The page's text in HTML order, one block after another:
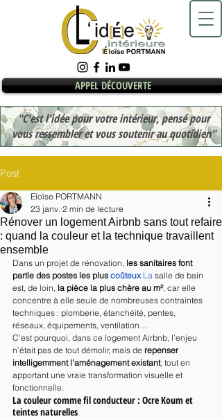
APPEL DÉCOUVERTE
"C'est l'idée pour votre intérieur, pensé pour
vous ressembler et vous soutenir au quotidien"
Post
Rénover un logement Airbnb sans tout refaire
: quand la couleur et la technique travaillent
ensemble
Eloïse PORTMANN
23 janv. 2 min de lecture
Dans un projet de rénovation, les sanitaires font
partie des postes les plus coûteux.La salle de bain
est, de loin, la pièce la plus chère au m², car elle
concentre à elle seule de nombreuses contraintes
techniques : plomberie, étanchéité, pentes,
réseaux, équipements, ventilation…
C’est pourquoi, dans ce logement Airbnb, l’enjeu
n’était pas de tout démolir, mais de repenser
intelligemment l’aménagement existant, tout en
apportant une vraie transformation visuelle et
fonctionnelle.
La couleur comme fil conducteur : Ocre Koum et
teintes naturelles